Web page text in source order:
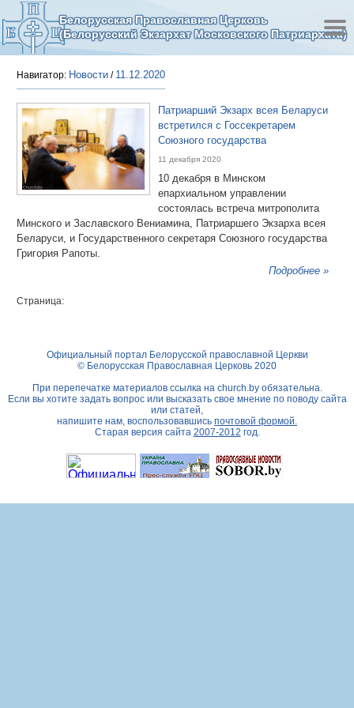
Белорусская Православная Церковь
(Белорусский Экзархат Московского Патриархата)
Навигатор: Новости / 11.12.2020
Патриарший Экзарх всея Беларуси
встретился с Госсекретарем
Союзного государства
11 декабря 2020
10 декабря в Минском
епархиальном управлении
состоялась встреча митрополита
Минского и Заславского Вениамина, Патриаршего Экзарха всея
Беларуси, и Государственного секретаря Союзного государства
Григория Рапоты.
Подробнее »
Страница:
Официальный портал Белорусской православной Церкви
© Белорусская Православная Церковь 2020
При перепечатке материалов ссылка на church.byобязательна.
Если вы хотите задать вопрос или высказать свое мнение по поводу сайта
или статей,
напишите нам, воспользовавшись почтовой формой.
Старая версия сайта 2007-2012 год.